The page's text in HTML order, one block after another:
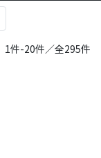
1件-20件／全295件